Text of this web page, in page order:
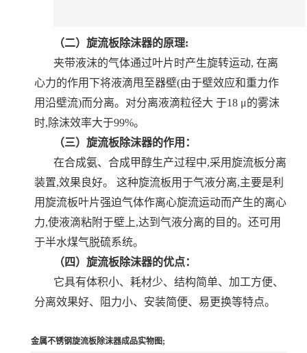
（二）旋流板除沫器的原理:
夹带液沫的气体通过叶片时产生旋转运动, 在离
心力的作用下将液滴甩至器壁(由于壁效应和重力作
用沿壁流)而分离。对分离液滴粒径大 于18 μ的雾沫
时,除沫效率大于99%。
（三）旋流板除沫器的作用：
在合成氨、合成甲醇生产过程中,采用旋流板分离
装置,效果良好。 这种旋流板用于气液分离,主要是利
用旋流板叶片强迫气体作离心旋流运动而产生的离心
力,使液滴粘附于壁上,达到气液分离的目的。还可用
于半水煤气脱硫系统。
（四）旋流板除沫器的优点：
它具有体积小、耗材少、结构简单、加工方便、
分离效果好、阻力小、安装简便、易更换等特点。
金属不锈钢旋流板除沫器成品实物图;